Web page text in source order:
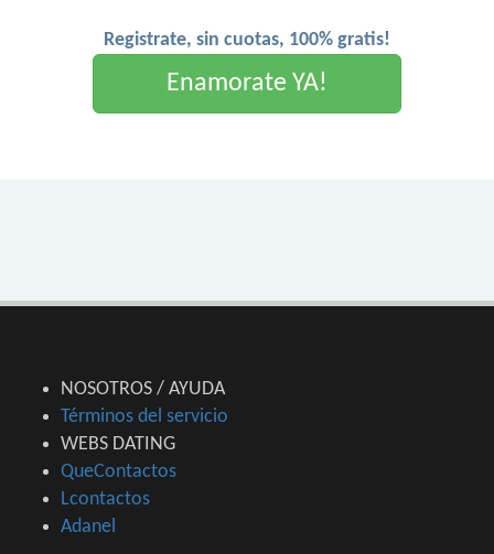
Registrate, sin cuotas, 100% gratis!
Enamorate YA!
NOSOTROS / AYUDA
Términos del servicio
WEBS DATING
QueContactos
Lcontactos
Adanel